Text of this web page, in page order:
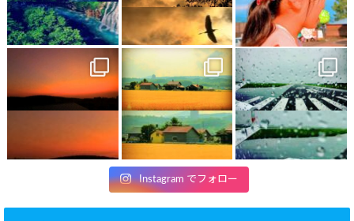
Instagram でフォロー